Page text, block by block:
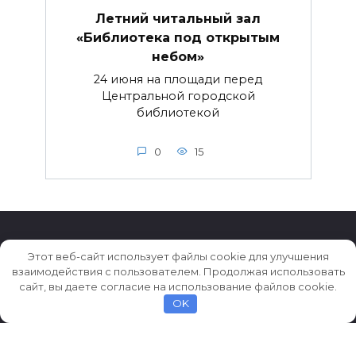
Летний читальный зал
«Библиотека под открытым
небом»
24 июня на площади перед
Центральной городской
библиотекой
0 15
© 2026 Истории ★ Новости ★ Факты ★ Очерки
Этот веб-сайт использует файлы cookie для улучшения
взаимодействия с пользователем. Продолжая использовать
сайт, вы даете согласие на использование файлов cookie.
OK